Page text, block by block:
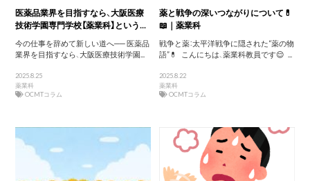
医薬品業界を目指すなら、大阪医療
技術学園専門学校【薬業科】という...
今の仕事を辞めて新しい道へ── 医薬品
業界を目指すなら、大阪医療技術学園...
2025.8.25
薬業科
OCMTコラム
薬と戦争の深いつながりについて💊
📖｜薬業科
戦争と薬：太平洋戦争に隠された“薬の物
語”💊 こんにちは、薬業科教員です😌 ...
2025.8.22
薬業科
OCMTコラム